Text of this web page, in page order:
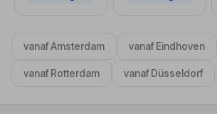
vanaf Amsterdam vanaf Eindhoven
vanaf Rotterdam vanaf Düsseldorf